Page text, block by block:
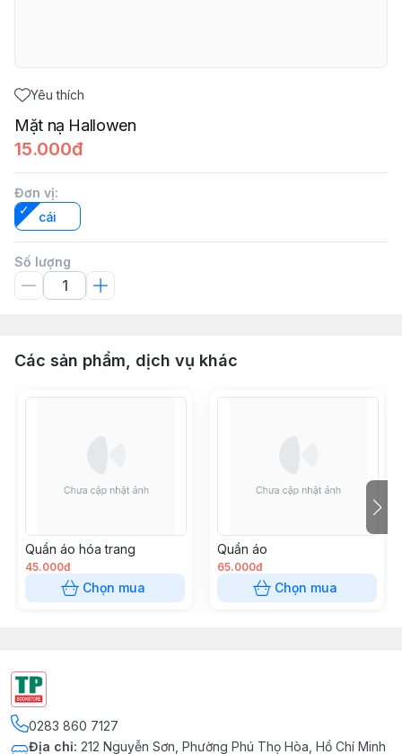
Yêu thích
Mặt nạ Hallowen
15.000đ
Đơn vị:
cái
Số lượng
Các sản phẩm, dịch vụ khác
Quần áo hóa trang
45.000đ
Chọn mua
Quần áo
65.000đ
Chọn mua
0283 860 7127
Địa chỉ: 212 Nguyễn Sơn, Phường Phú Thọ Hòa, Hồ Chí Minh